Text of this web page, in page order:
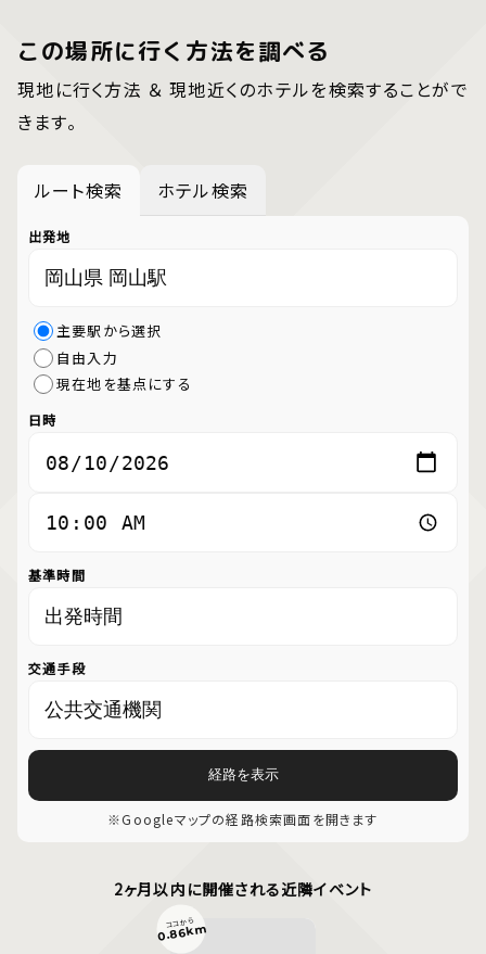
この場所に行く方法を調べる
現地に行く方法 ＆ 現地近くのホテルを検索することがで
きます。
ルート検索 ホテル検索
出発地
主要駅から選択
自由入力
現在地を基点にする
日時
基準時間
交通手段
経路を表示
※Googleマップの経路検索画面を開きます
2ヶ月以内に開催される近隣イベント
ココから
0.86km